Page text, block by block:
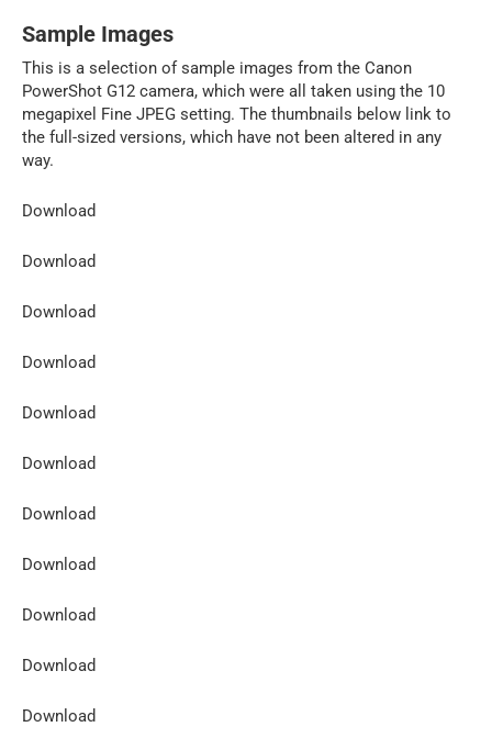
Sample Images
This is a selection of sample images from the Canon
PowerShot G12 camera, which were all taken using the 10
megapixel Fine JPEG setting. The thumbnails below link to
the full-sized versions, which have not been altered in any
way.
Download
Download
Download
Download
Download
Download
Download
Download
Download
Download
Download